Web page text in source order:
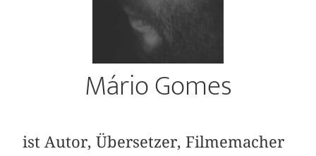
Mário Gomes
ist Autor, Übersetzer, Filmemacher